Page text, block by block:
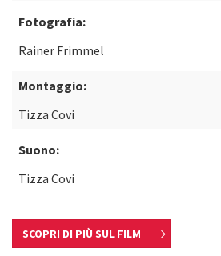
Fotografia:
Rainer Frimmel
Montaggio:
Tizza Covi
Suono:
Tizza Covi
SCOPRI DI PIÙ SUL FILM